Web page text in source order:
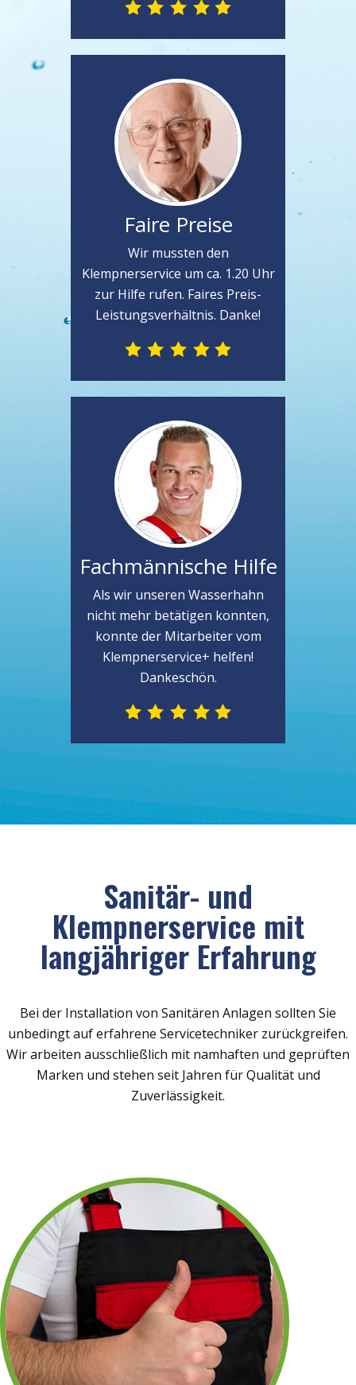
Faire Preise
Wir mussten den
Klempnerservice um ca. 1.20 Uhr
zur Hilfe rufen. Faires Preis-
Leistungsverhältnis. Danke!
Fachmännische Hilfe
Als wir unseren Wasserhahn
nicht mehr betätigen konnten,
konnte der Mitarbeiter vom
Klempnerservice+ helfen!
Dankeschön.
Sanitär- und
Klempnerservice mit
langjähriger Erfahrung
Bei der Installation von Sanitären Anlagen sollten Sie
unbedingt auf erfahrene Servicetechniker zurückgreifen.
Wir arbeiten ausschließlich mit namhaften und geprüften
Marken und stehen seit Jahren für Qualität und
Zuverlässigkeit.